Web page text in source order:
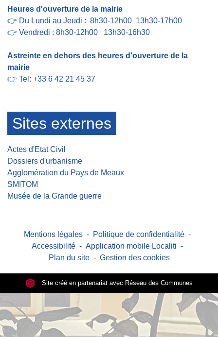
Heures d'ouverture de la mairie
👉 Du Lundi au Jeudi : 8h30-12h00 13h30-17h00
👉 Vendredi : 8h30-12h00 13h30-16h30
Astreinte en dehors des heures d'ouverture de la
mairie
👉 Tel: +33 6 42 21 45 37
Sites externes
Actes d'Etat Civil
Dossiers d'urbanisme
Agglomération du Pays de Meaux
SMITOM
Musée de la Grande guerre
Mentions légales - Politique de confidentialité -
Accessibilité - Application mobile Localiti -
Plan du site - Gestion des cookies
Site créé en partenariat avec Réseau des Communes